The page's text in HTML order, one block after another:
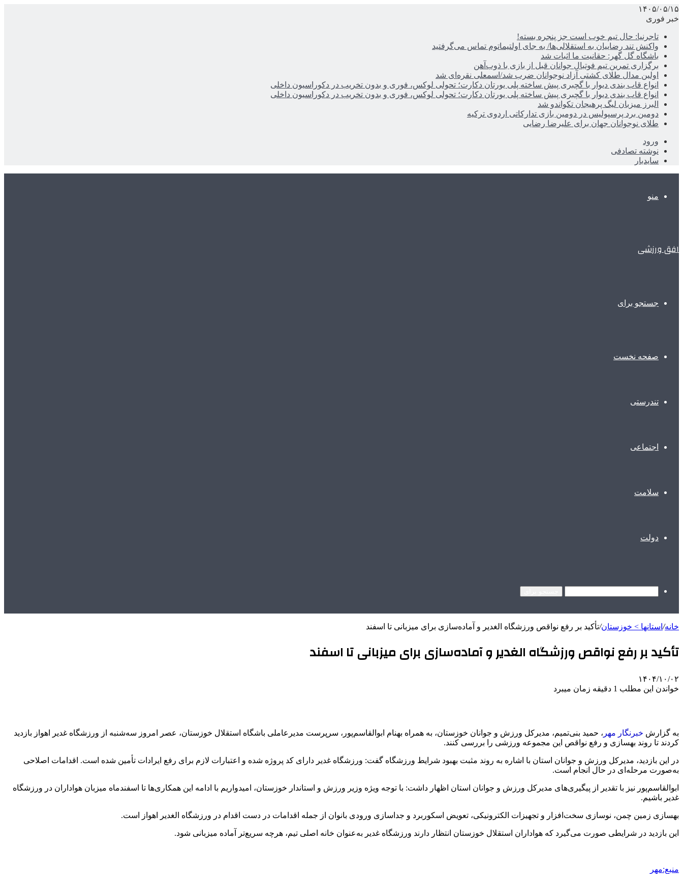
۱۴۰۵/۰۵/۱۵
خبر فوری
تاجرنیا: حال تیم خوب است جز پنجره بسته!
واکنش تند رضاییان به استقلالی‌ها/ به جای اولتیماتوم تماس می‌گرفتید
باشگاه گل گهر: حقانیت ما اثبات شد
برگزاری تمرین تیم فوتبال جوانان قبل از بازی با ذوب‌آهن
اولین مدال طلای کشتی آزاد نوجوانان ضرب شد/اسمعلی نقره‌ای شد
انواع قاب بندی دیوار با گچبری پیش ساخته پلی یورتان دکارت؛ تحولی لوکس، فوری و بدون تخریب در دکوراسیون داخلی
انواع قاب بندی دیوار با گچبری پیش ساخته پلی یورتان دکارت؛ تحولی لوکس، فوری و بدون تخریب در دکوراسیون داخلی
البرز میزبان لیگ پرهیجان تکواندو شد
دومین برد پرسپولیس در دومین بازی تدارکاتی اردوی ترکیه
طلای نوجوانان جهان برای علیرضا رضایی
ورود
نوشته تصادفی
سایدبار
منو
افق ورزشی
جستجو برای
صفحه نخست
تندرستی
اجتماعی
سلامت
دولت
خانه/ استانها > خوزستان/تأکید بر رفع نواقص ورزشگاه الغدیر و آماده‌سازی برای میزبانی تا اسفند
تأکید بر رفع نواقص ورزشگاه الغدیر و آماده‌سازی برای میزبانی تا اسفند
۱۴۰۴/۱۰/۰۲
خواندن این مطلب 1 دقیقه زمان میبرد
به گزارش خبرنگار مهر ، حمید بنی‌تمیم، مدیرکل ورزش و جوانان خوزستان، به همراه بهنام ابوالقاسم‌پور، سرپرست مدیرعاملی باشگاه استقلال خوزستان، عصر امروز سه‌شنبه از ورزشگاه غدیر اهواز بازدید
کردند تا روند بهسازی و رفع نواقص این مجموعه ورزشی را بررسی کنند.
در این بازدید، مدیرکل ورزش و جوانان استان با اشاره به روند مثبت بهبود شرایط ورزشگاه گفت: ورزشگاه غدیر دارای کد پروژه شده و اعتبارات لازم برای رفع ایرادات تأمین شده است. اقدامات اصلاحی
به‌صورت مرحله‌ای در حال انجام است.
ابوالقاسم‌پور نیز با تقدیر از پیگیری‌های مدیرکل ورزش و جوانان استان اظهار داشت: با توجه ویژه وزیر ورزش و استاندار خوزستان، امیدواریم با ادامه این همکاری‌ها تا اسفندماه میزبان هواداران در ورزشگاه
غدیر باشیم.
بهسازی زمین چمن، نوسازی سخت‌افزار و تجهیزات الکترونیکی، تعویض اسکوربرد و جداسازی ورودی بانوان از جمله اقدامات در دست اقدام در ورزشگاه الغدیر اهواز است.
این بازدید در شرایطی صورت می‌گیرد که هواداران استقلال خوزستان انتظار دارند ورزشگاه غدیر به‌عنوان خانه اصلی تیم، هرچه سریع‌تر آماده میزبانی شود.
منبع:مهر